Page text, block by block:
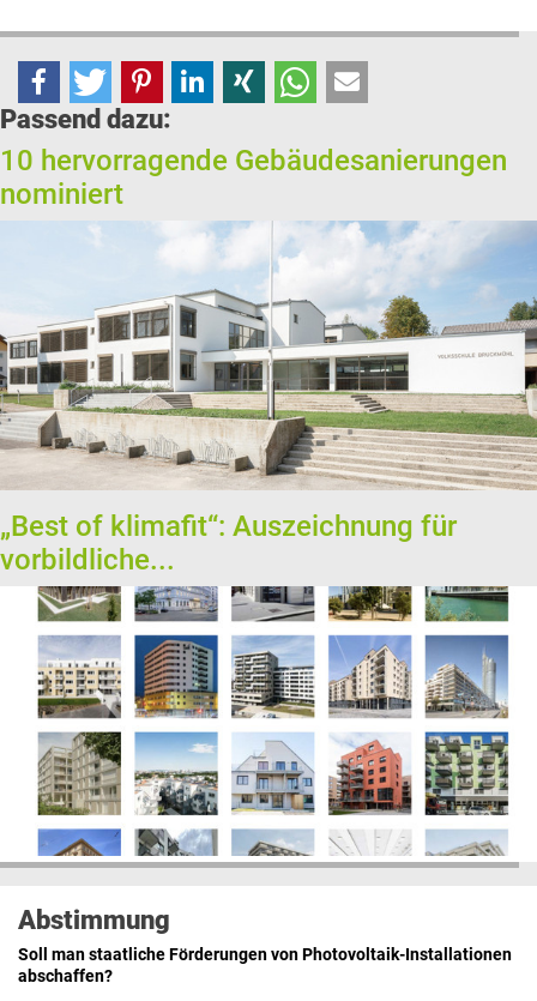
Passend dazu:
10 hervorragende Gebäudesanierungen
nominiert
„Best of klimafit“: Auszeichnung für
vorbildliche...
Abstimmung
Soll man staatliche Förderungen von Photovoltaik-Installationen
abschaffen?